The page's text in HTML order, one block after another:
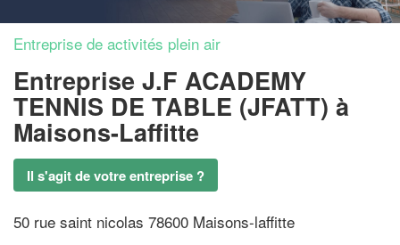
Entreprise de activités plein air
Entreprise J.F ACADEMY
TENNIS DE TABLE (JFATT) à
Maisons-Laffitte
Il s'agit de votre entreprise ?
50 rue saint nicolas 78600 Maisons-laffitte